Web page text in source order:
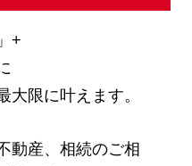
+
大限に叶えます。
動産、 相続のご相